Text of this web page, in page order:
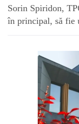
Sorin Spiridon,
în principal, să fie